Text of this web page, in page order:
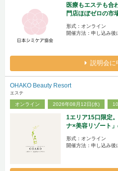
医療もエステも合
門店ほぼゼロの市
形式：オンライン
開催方法：申し込み
説明会に
OHAKO Beauty Resort
エステ
オンライン 2026年08月12日(水)
1エリア15口限定
ナ×美容リゾート
形式：オンライン
開催方法：申し込み